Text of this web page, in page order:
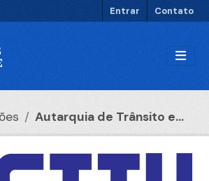
Entrar Contato
Autarquia de Trânsito e...